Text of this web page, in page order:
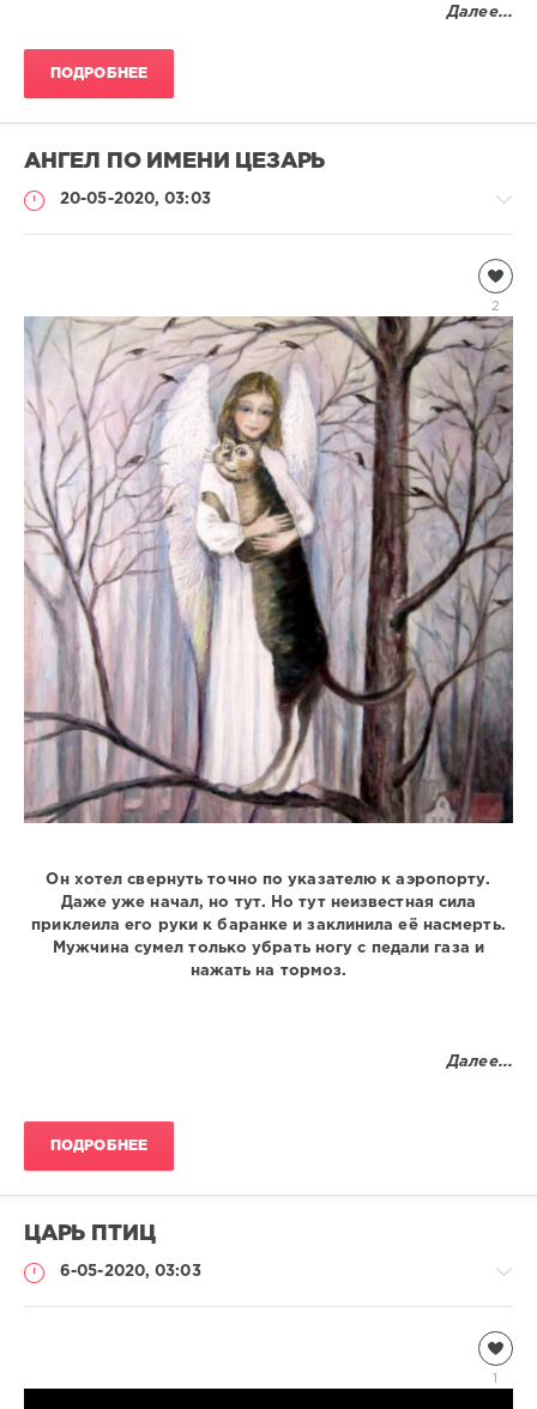
Далее...
ПОДРОБНЕЕ
АНГЕЛ ПО ИМЕНИ ЦЕЗАРЬ
20-05-2020, 03:03
390
2
Он хотел свернуть точно по указателю к аэропорту.
Даже уже начал, но тут. Но тут неизвестная сила
приклеила его руки к баранке и заклинила её насмерть.
Мужчина сумел только убрать ногу с педали газа и
нажать на тормоз.
Далее...
ПОДРОБНЕЕ
ЦАРЬ ПТИЦ
6-05-2020, 03:03